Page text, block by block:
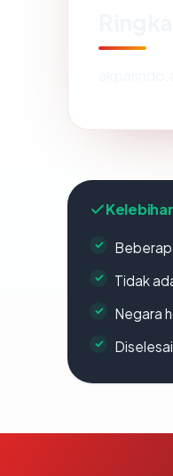
Tidak
Negara